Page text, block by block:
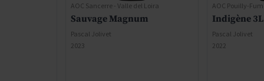
AOC Sancerre - Valle del Loira
Sauvage Magnum
Pascal Jolivet
2023
AOC Pouilly-
Indigène 3L
Pascal Jolivet
2022